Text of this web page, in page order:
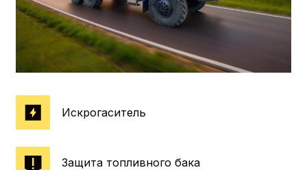
Набор ADR
Тахограф
Свидетельство о поверке